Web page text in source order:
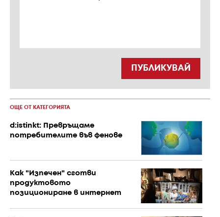
ПУБЛИКУВАЙ
ОЩЕ ОТ КАТЕГОРИЯТА
d:istinkt: Превръщаме
потребителите във фенове
Как "Изпечен" сготви
продуктовото
позициониране в интернет